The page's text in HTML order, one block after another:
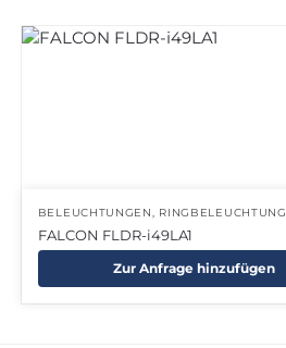
BELEUCHTUNGEN, RINGBELEUCHTUNG
FALCON FLDR-i49LA1
Zur Anfrage hinzufügen